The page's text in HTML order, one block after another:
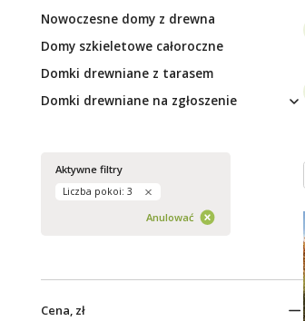
Nowoczesne domy z drewna
Domy szkieletowe całoroczne
Domki drewniane z tarasem
Domki drewniane na zgłoszenie
Aktywne filtry
Liczba pokoi: 3
Anulować
Cena, zł